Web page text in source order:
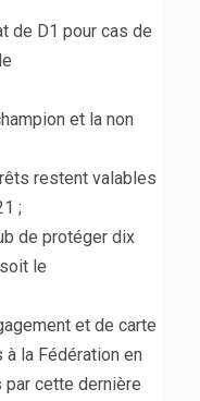
de D1 pour cas de
et la non
restent valables
;
de protéger dix
le
et de carte
la Fédération en
cette dernière